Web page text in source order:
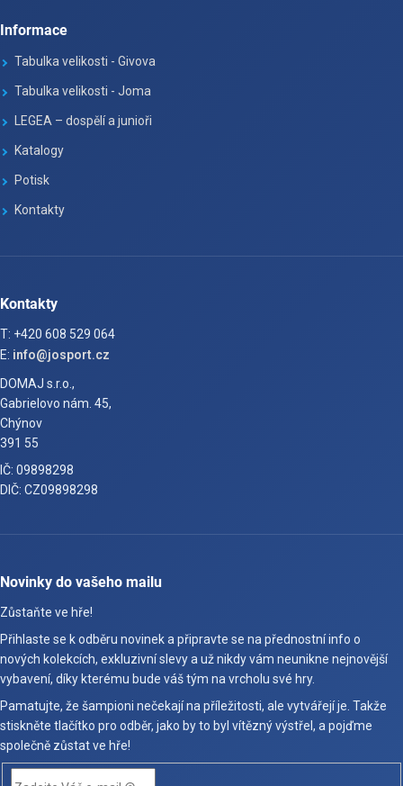
Informace
Tabulka velikosti - Givova
Tabulka velikosti - Joma
LEGEA – dospělí a junioři
Katalogy
Potisk
Kontakty
Kontakty
T: +420 608 529 064
E: info@josport.cz
DOMAJ s.r.o.,
Gabrielovo nám. 45,
Chýnov
391 55
IČ: 09898298
DIČ: CZ09898298
Novinky do vašeho mailu
Zůstaňte ve hře!
Přihlaste se k odběru novinek a připravte se na přednostní info o
nových kolekcích, exkluzivní slevy a už nikdy vám neunikne nejnovější
vybavení, díky kterému bude váš tým na vrcholu své hry.
Pamatujte, že šampioni nečekají na příležitosti, ale vytvářejí je. Takže
stiskněte tlačítko pro odběr, jako by to byl vítězný výstřel, a pojďme
společně zůstat ve hře!